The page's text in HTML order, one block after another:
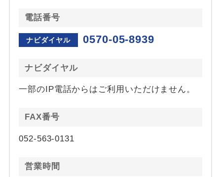
電話番号
ナビダイヤル 0570-05-8939
ナビダイヤル
一部のIP電話からはご利用いただけません。
FAX番号
052-563-0131
営業時間